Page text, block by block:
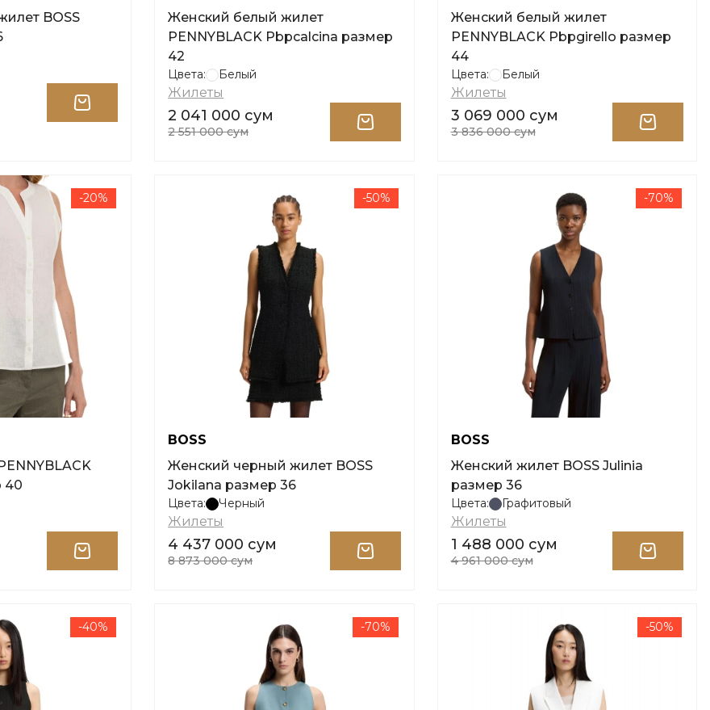
BOSS
Женский белый жилет
PENNYBLACK Pbpcalcina размер
42
Цвета: Белый
Жилеты
2 041 000 сум
2 551 000 сум
Женский белый жилет
PENNYBLACK Pbpgirello размер
44
Цвета: Белый
Жилеты
3 069 000 сум
3 836 000 сум
-20%
40
-50%
BOSS
Женский черный жилет BOSS
Jokilana размер 36
Цвета: Черный
Жилеты
4 437 000 сум
8 873 000 сум
-70%
BOSS
Женский жилет BOSS Julinia
размер 36
Цвета: Графитовый
Жилеты
1 488 000 сум
4 961 000 сум
-40% -70% -50%